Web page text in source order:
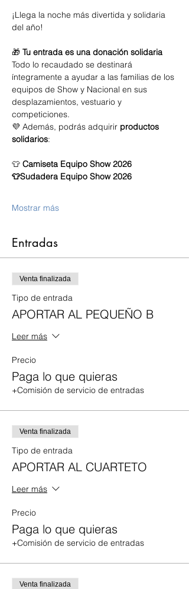
¡Llega la noche más divertida y solidaria
del año!
🎁 Tu entrada es una donación solidaria
Todo lo recaudado se destinará
íntegramente a ayudar a las familias de los
equipos de Show y Nacional en sus
desplazamientos, vestuario y
competiciones.
💜 Además, podrás adquirir productos
solidarios:
👕 Camiseta Equipo Show 2026
👕Sudadera Equipo Show 2026
Mostrar más
Entradas
Venta finalizada
Tipo de entrada
APORTAR AL PEQUEÑO B
Leer más
Precio
Paga lo que quieras
+Comisión de servicio de entradas
Venta finalizada
Tipo de entrada
APORTAR AL CUARTETO
Leer más
Precio
Paga lo que quieras
+Comisión de servicio de entradas
Venta finalizada